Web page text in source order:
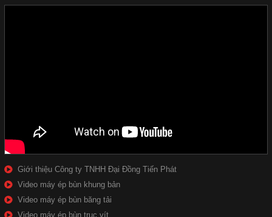
Giới thiệu Công ty TNHH Đại Đồng Tiến Phát
Video máy ép bùn khung bản
Video máy ép bùn băng tải
Video máy ép bùn trục vít